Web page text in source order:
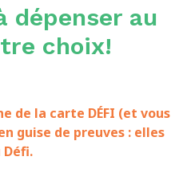
dépenser au
choix!
de la carte DÉFI (et vous
guise de preuves : elles